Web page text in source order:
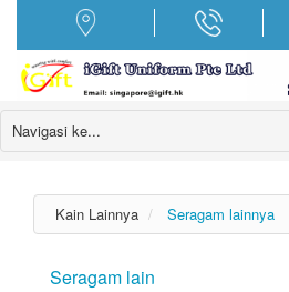
Navigasi ke...
Kain Lainnya Seragam lainnya
Seragam lain